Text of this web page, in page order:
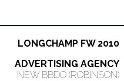
LONGCHAMP FW 2010
ADVERTISING AGENCY
NEW BBDO (ROBINSON)